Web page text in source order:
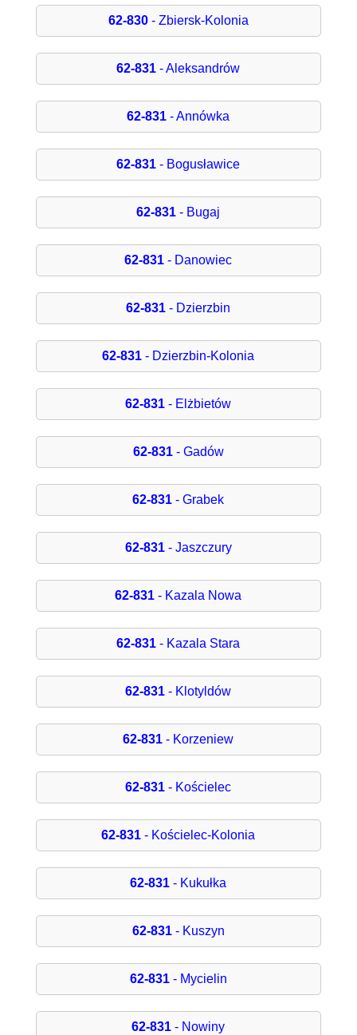
62-830- Zbiersk-Kolonia
62-831 - Aleksandrów
62-831 - Annówka
62-831 - Bogusławice
62-831 - Bugaj
62-831 - Danowiec
62-831 - Dzierzbin
62-831 - Dzierzbin-Kolonia
62-831 - Elżbietów
62-831- Gadów
62-831 - Grabek
62-831- Jaszczury
62-831 - Kazala Nowa
62-831 - Kazala Stara
62-831 - Klotyldów
62-831 - Korzeniew
62-831 - Kościelec
62-831 - Kościelec-Kolonia
62-831 - Kukułka
62-831- Kuszyn
62-831- Mycielin
62-831 - Nowiny